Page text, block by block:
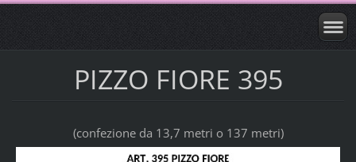
PIZZO FIORE 395
(confezione da 13,7 metri o 137 metri)